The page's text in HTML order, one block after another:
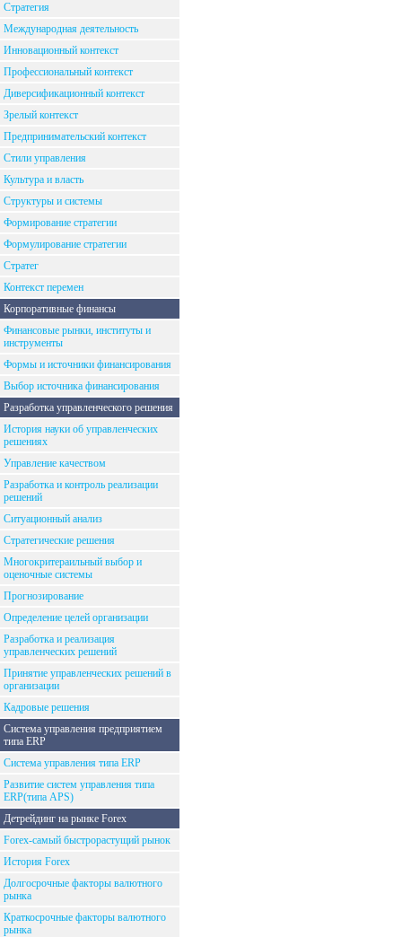
Стратегия
Международная деятельность
Инновационный контекст
Профессиональный контекст
Диверсификационный контекст
Зрелый контекст
Предпринимательский контекст
Стили управления
Культура и власть
Структуры и системы
Формирование стратегии
Формулирование стратегии
Стратег
Контекст перемен
Корпоративные финансы
Финансовые рынки, институты и
инструменты
Формы и источники финансирования
Выбор источника финансирования
Разработка управленческого решения
История науки об управленческих
решениях
Управление качеством
Разработка и контроль реализации
решений
Ситуационный анализ
Стратегические решения
Многокритераильный выбор и
оценочные системы
Прогнозирование
Определение целей организации
Разработка и реализация
управленческих решений
Принятие управленческих решений в
организации
Кадровые решения
Система управления предприятием
типа ERP
Система управления типа ERP
Развитие систем управления типа
ERP(типа APS)
Детрейдинг на рынке Forex
Forex-самый быстрорастущий рынок
История Forex
Долгосрочные факторы валютного
рынка
Краткосрочные факторы валютного
рынка